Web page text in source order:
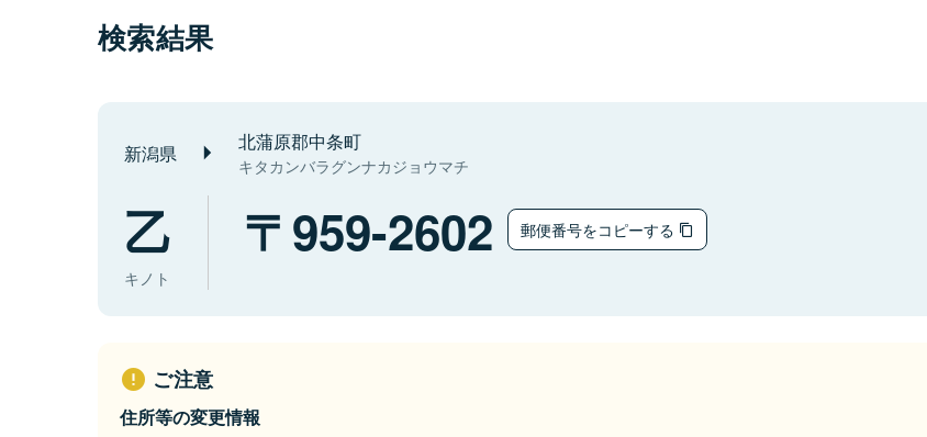
検索結果
新潟県 北蒲原郡中条町
キタカンバラグンナカジョウマチ
乙
キノト
959-2602 郵便番号をコピーする
ご注意
住所等の変更情報